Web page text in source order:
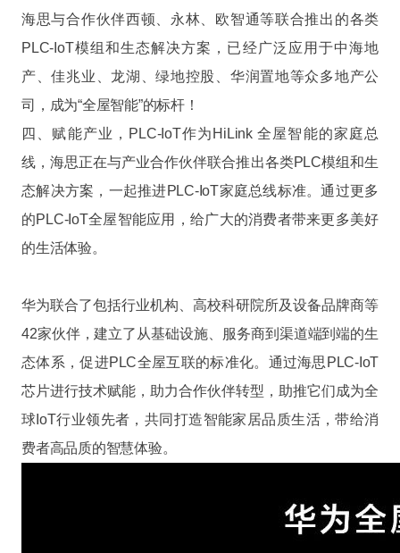
海思与合作伙伴西顿、永林、欧智通等联合推出的各类
PLC-IoT模组和生态解决方案，已经广泛应用于中海地
产、佳兆业、龙湖、绿地控股、华润置地等众多地产公
司，成为“全屋智能”的标杆！
四、赋能产业，PLC-IoT作为HiLink 全屋智能的家庭总
线，海思正在与产业合作伙伴联合推出各类PLC模组和生
态解决方案，一起推进PLC-IoT家庭总线标准。通过更多
的PLC-IoT全屋智能应用，给广大的消费者带来更多美好
的生活体验。
华为联合了包括行业机构、高校科研院所及设备品牌商等
42家伙伴，建立了从基础设施、服务商到渠道端到端的生
态体系，促进PLC全屋互联的标准化。通过海思PLC-IoT
芯片进行技术赋能，助力合作伙伴转型，助推它们成为全
球IoT行业领先者，共同打造智能家居品质生活，带给消
费者高品质的智慧体验。